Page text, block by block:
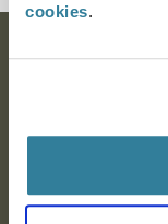
cookies.
Ankestyrelsen